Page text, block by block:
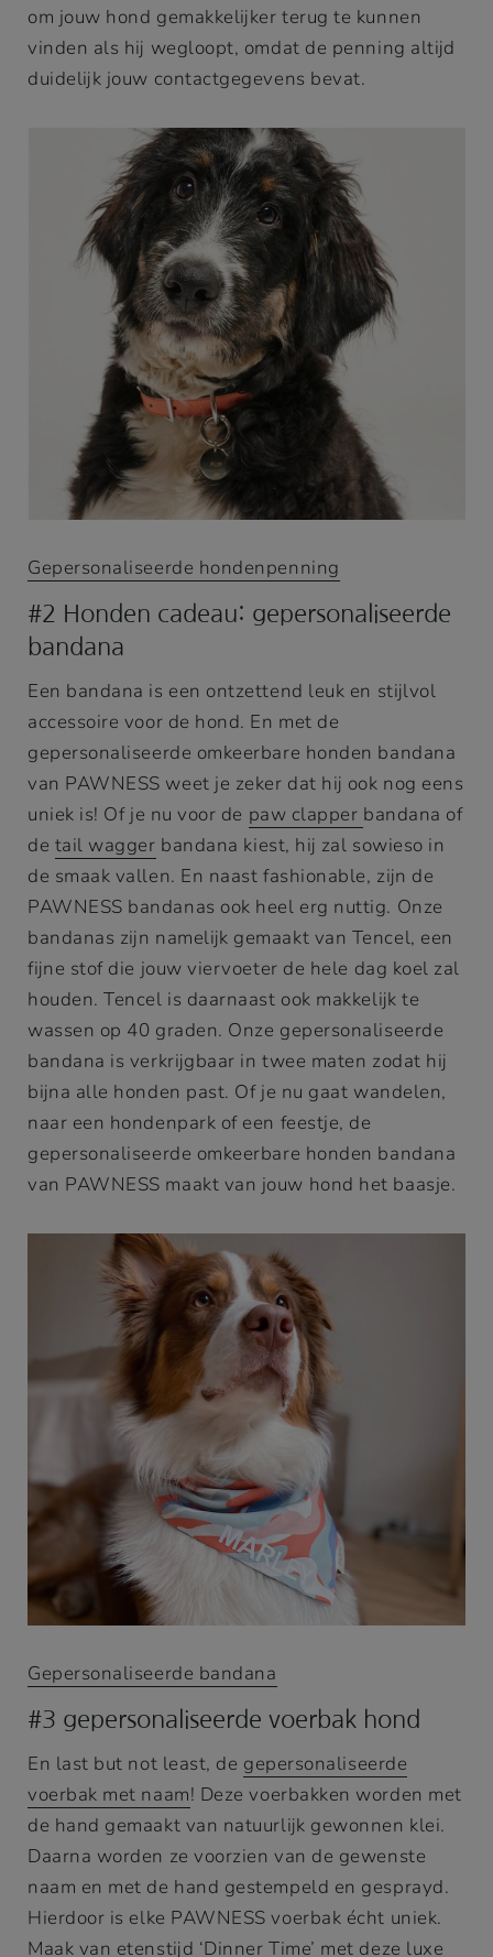
om jouw hond gemakkelijker terug te kunnen
vinden als hij wegloopt, omdat de penning altijd
duidelijk jouw contactgegevens bevat.
Gepersonaliseerde hondenpenning
#2 Honden cadeau: gepersonaliseerde
bandana
Een bandana is een ontzettend leuk en stijlvol
accessoire voor de hond. En met de
gepersonaliseerde omkeerbare honden bandana
van PAWNESS weet je zeker dat hij ook nog eens
uniek is! Of je nu voor de paw clapper bandana of
de tail wagger bandana kiest, hij zal sowieso in
de smaak vallen. En naast fashionable, zijn de
PAWNESS bandanas ook heel erg nuttig. Onze
bandanas zijn namelijk gemaakt van Tencel, een
fijne stof die jouw viervoeter de hele dag koel zal
houden. Tencel is daarnaast ook makkelijk te
wassen op 40 graden. Onze gepersonaliseerde
bandana is verkrijgbaar in twee maten zodat hij
bijna alle honden past. Of je nu gaat wandelen,
naar een hondenpark of een feestje, de
gepersonaliseerde omkeerbare honden bandana
van PAWNESS maakt van jouw hond het baasje.
Gepersonaliseerde bandana
#3 gepersonaliseerde voerbak hond
En last but not least, de gepersonaliseerde
voerbak met naam! Deze voerbakken worden met
de hand gemaakt van natuurlijk gewonnen klei.
Daarna worden ze voorzien van de gewenste
naam en met de hand gestempeld en gesprayd.
Hierdoor is elke PAWNESS voerbak écht uniek.
Maak van etenstijd ‘Dinner Time’ met deze luxe